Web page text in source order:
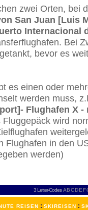
zwei Orten, bei
San Juan [Luis
Internacional
Bei
bevor es
es einen oder
werden muss,
Flughafen X
Fluggepäck wird
Flughafen in den
werden)
3 Letter-Codes ABCDEF
REISEN : SKIREISEN :